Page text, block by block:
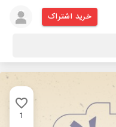
خرید اشتراک
1